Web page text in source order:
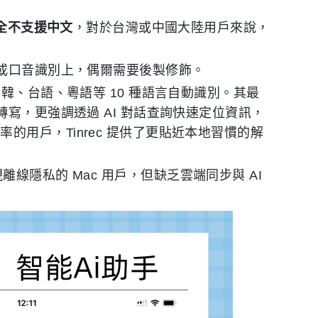
不支援中文，對於台灣或中國大陸用戶來說，
音識別上，偶爾需要後製修飾。
、台語、粵語等 10 種語言自動識別。其最
，更強調透過 AI 對話查詢快速定位資訊，
的用戶，Tinrec 提供了更貼近本地習慣的解
線隱私的 Mac 用戶，但缺乏雲端同步與 AI